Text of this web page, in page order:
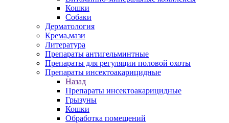
Кошки
Собаки
Дерматология
Крема,мази
Литература
Препараты антигельминтные
Препараты для регуляции половой охоты
Препараты инсектоакарицидные
Назад
Препараты инсектоакарицидные
Грызуны
Кошки
Обработка помещений